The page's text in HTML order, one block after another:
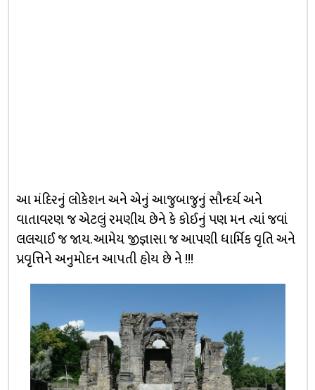
આ મંદિરનું લોકેશન અને એનું આજુબાજુનું સૌન્દર્ય અને
વાતાવરણ જ એટલું રમણીય છેને કે કોઈનું પણ મન ત્યાં જવાં
લલચાઈ જ જાય. આમેય જીજ્ઞાસા જ આપણી ધાર્મિક વૃતિ અને
પ્રવૃત્તિને અનુમોદન આપતી હોય છે ને !!!